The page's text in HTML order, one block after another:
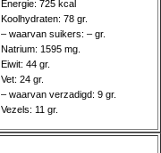
Energie: 725 kcal
Koolhydraten: 78 gr.
– waarvan suikers: – gr.
Natrium: 1595 mg.
Eiwit: 44 gr.
Vet: 24 gr.
– waarvan verzadigd: 9 gr.
Vezels: 11 gr.